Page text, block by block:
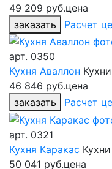
49 209 руб.цена
заказать
Расчет
арт. 0350
Кухня Аваллон
46 846 руб.цена
заказать
Расчет
арт. 0321
Кухня Каракас
50 041 руб.цена